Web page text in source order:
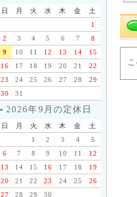
日 月 火 水 木 金
土
1
2
3 4 5 6 7
8
9
10 11 12 13 14
15
16
17 18 19 20 21
22
23
24 25 26 27 28
29
30
31
2026年9月の定休日
日 月 火 水 木 金
土
1
2 3 4
5
6
7 8 9 10 11
12
13
14 15 16 17 18
19
20
21 22 23 24 25
26
27
28 29 30